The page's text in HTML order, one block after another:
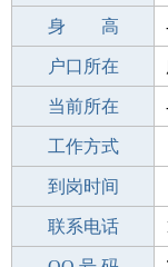
学 历
身 高
毕业学校
户口所在
所学专业
当前所在
工作经验
工作方式
驾 照
到岗时间
期望月薪
联系电话